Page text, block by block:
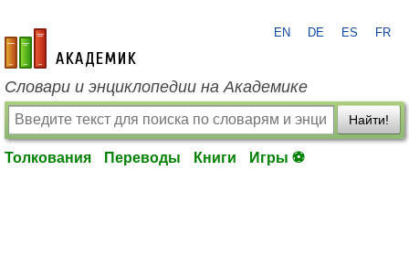
academic.ru
EN DE ES FR
Словари и энциклопедии на Академике
Найти!
Толкования Переводы Книги Игры ⚽